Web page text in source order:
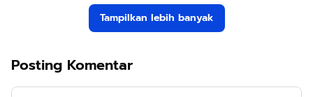
Tampilkan lebih banyak
Posting Komentar